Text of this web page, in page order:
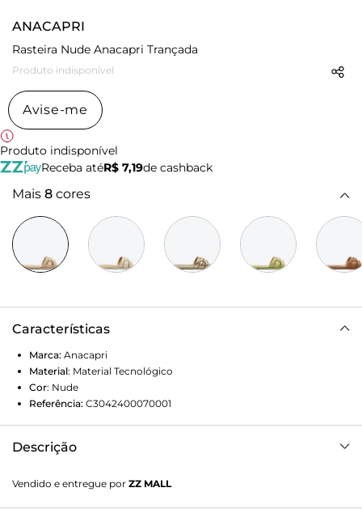
ANACAPRI
Rasteira Nude Anacapri Trançada
Produto indisponível
Avise-me
Produto indisponível
Receba atéR$ 7,19de cashback
Mais 8 cores
Características
Marca: Anacapri
Material: Material Tecnológico
Cor: Nude
Referência: C3042400070001
Descrição
traz tira larga acolchoada com recortes vazados sobre os
Vendido e entregue por ZZ MALL